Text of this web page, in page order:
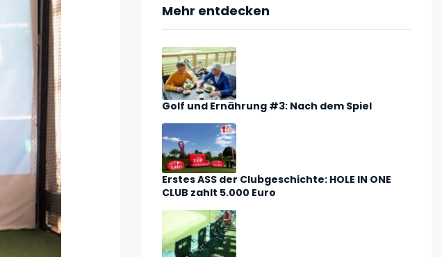
Mehr entdecken
Golf und Ernährung #3: Nach dem Spiel
Erstes ASS der Clubgeschichte: HOLE IN ONE
CLUB zahlt 5.000 Euro